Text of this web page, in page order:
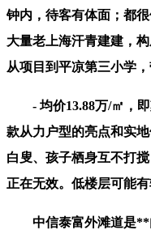
钟内，待客有体面；都
大量老上海汗青建建，
从项目到平凉第三小学
- 均价13.88万/㎡，即
款从力户型的亮点和实
白叟、孩子栖身互不打
正在无效。低楼层可能有
中信泰富外滩道是**